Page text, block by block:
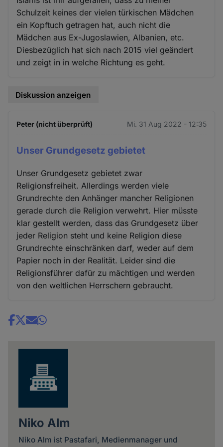
Schulzeit keines der vielen türkischen Mädchen
ein Kopftuch getragen hat, auch nicht die
Mädchen aus Ex-Jugoslawien, Albanien, etc.
Diesbezüglich hat sich nach 2015 viel geändert
und zeigt in in welche Richtung es geht.
Diskussion anzeigen
Peter (nicht überprüft) Mi. 31 Aug 2022 - 12:35
Unser Grundgesetz gebietet
Unser Grundgesetz gebietet zwar
Religionsfreiheit. Allerdings werden viele
Grundrechte den Anhänger mancher Religionen
gerade durch die Religion verwehrt. Hier müsste
klar gestellt werden, dass das Grundgesetz über
jeder Religion steht und keine Religion diese
Grundrechte einschränken darf, weder auf dem
Papier noch in der Realität. Leider sind die
Religionsführer dafür zu mächtigen und werden
von den weltlichen Herrschern gebraucht.
Share
Niko Alm
Niko Alm ist Pastafari, Medienmanager und